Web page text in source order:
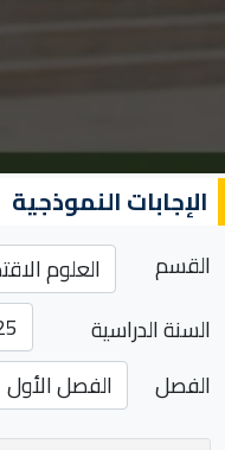
الإجابات النموذجية
القسم
السنة الدراسية
الفصل